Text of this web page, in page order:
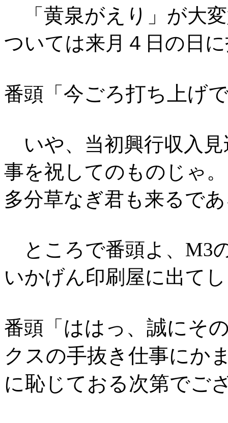
「 黄泉がえり 」が大
ついては来月４日の日
番頭「 今ごろ打ち上げ
いや、当初興行収入
事を祝してのものじゃ。
多分草なぎ君も来るで
ところで番頭よ、M3
いかげん印刷屋に出て
番頭「 ははっ、誠にそ
クスの手抜き仕事にか
に恥じておる次第でご